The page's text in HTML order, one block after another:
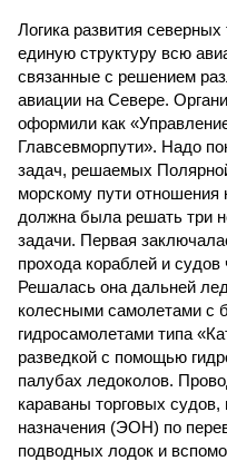
Логика развития
единую структуру всю
связанные с решением
авиации на Севере.
оформили как
Главсевморпути». Надо
задач, решаемых
морскому пути отношения
должна была решать три
задачи. Первая
прохода кораблей и
Решалась она дальней
колесными самолетами с
гидросамолетами типа
разведкой с помощью
палубах ледоколов.
караваны торговых
назначения (ЭОН) по
подводных лодок и